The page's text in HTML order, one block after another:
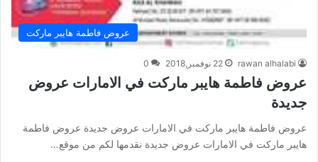
عروض فاطمة هايبر ماركت
rawan alhalabi 22 نوفمبر,2018 0
عروض فاطمة هايبر ماركت في الامارات عروض
جديدة
عروض فاطمة هايبر ماركت في الامارات عروض جديدة عروض فاطمة
هايبر ماركت في الامارات عروض جديدة نقدمها لكم من موقع…